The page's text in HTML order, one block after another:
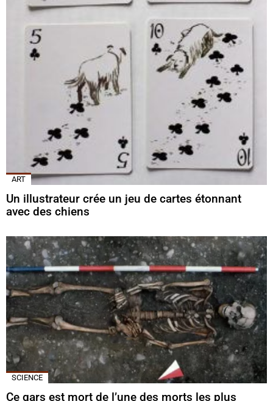
ART
Un illustrateur crée un jeu de cartes étonnant
avec des chiens
SCIENCE
Ce gars est mort de l’une des morts les plus